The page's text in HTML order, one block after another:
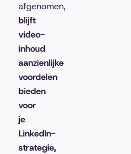
afgenomen,
blijft
video-
inhoud
aanzienlijke
voordelen
bieden
voor
je
LinkedIn-
strategie,